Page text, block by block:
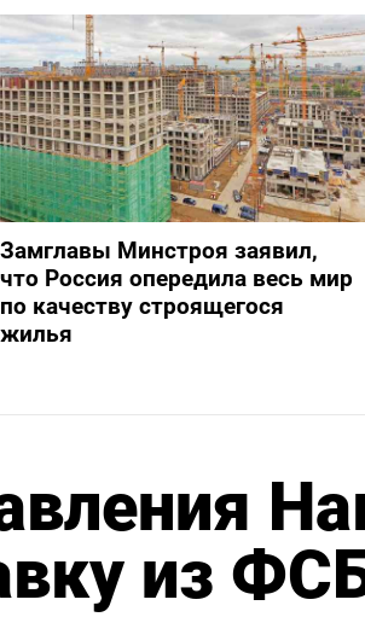
Замглавы Минстроя заявил,
что Россия опередила весь мир
по качеству строящегося
жилья
из